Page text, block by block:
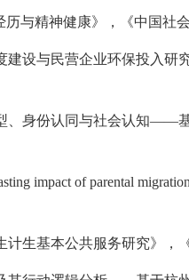
历与精神健康》，《中国社
建设与民营企业环保投入研
、身份认同与社会认知——
impact of parental
计生基本公共服务研究》，